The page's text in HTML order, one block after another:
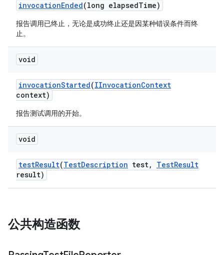
invocationEnded(long elapsedTime)
报告调用已终止，无论是成功终止还是因某种错误条件而终
止。
void
invocationStarted(IInvocationContext
context)
报告测试调用的开始。
void
testResult(TestDescription test, TestResult
result)
公共构造函数